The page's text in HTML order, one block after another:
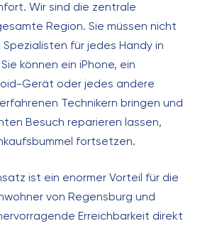
Wir sind die zentrale
Region. Sie müssen nicht
für jedes Handy in
können ein iPhone, ein
Gerät oder jedes andere
Technikern bringen und
Besuch reparieren lassen,
fortsetzen.
ist ein enormer Vorteil für die
von Regensburg und
Erreichbarkeit direkt